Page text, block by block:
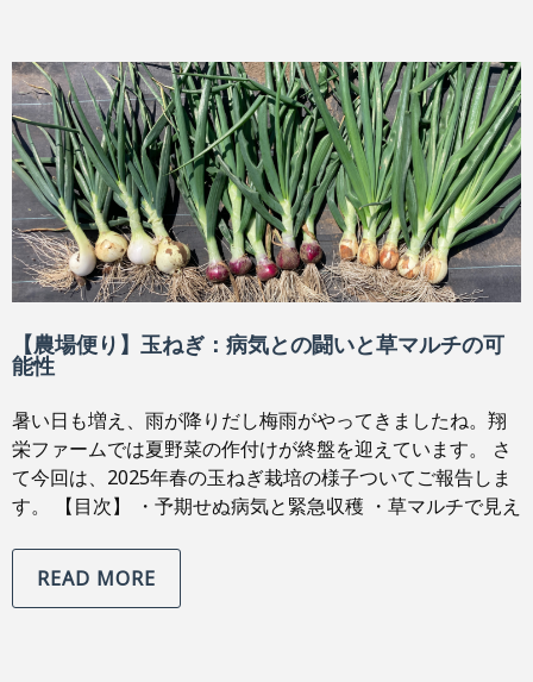
【農場便り】玉ねぎ：病気との闘いと草マルチの可
能性
暑い日も増え、雨が降りだし梅雨がやってきましたね。翔
栄ファームでは夏野菜の作付けが終盤を迎えています。 さ
て今回は、2025年春の玉ねぎ栽培の様子ついてご報告しま
す。 【目次】 ・予期せぬ病気と緊急収穫 ・草マルチで見え
READ MORE